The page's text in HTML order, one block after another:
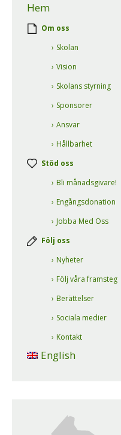
Hem
Om oss
Skolan
Vision
Skolans styrning
Sponsorer
Ansvar
Hållbarhet
Stöd oss
Bli månadsgivare!
Engångsdonation
Jobba Med Oss
Följ oss
Nyheter
Följ våra framsteg
Berättelser
Sociala medier
Kontakt
English